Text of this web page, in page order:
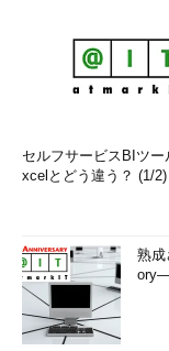
セルフサービスBIツー
xcelとどう違う？ (1/2)
熟成